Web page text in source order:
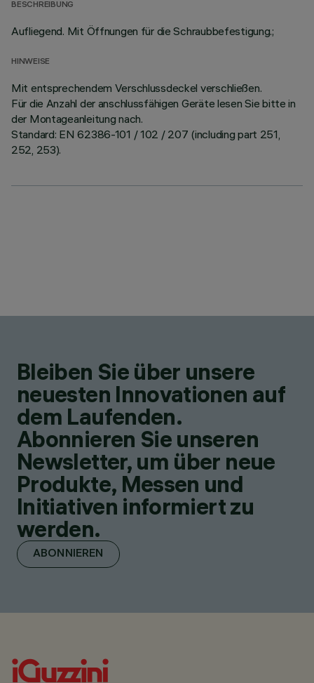
BESCHREIBUNG
Aufliegend. Mit Öffnungen für die Schraubbefestigung.;
HINWEISE
Mit entsprechendem Verschlussdeckel verschließen.
Für die Anzahl der anschlussfähigen Geräte lesen Sie bitte in
der Montageanleitung nach.
Standard: EN 62386-101 / 102 / 207 (including part 251,
252, 253).
Bleiben Sie über unsere
neuesten Innovationen auf
dem Laufenden.
Abonnieren Sie unseren
Newsletter, um über neue
Produkte, Messen und
Initiativen informiert zu
werden.
ABONNIEREN